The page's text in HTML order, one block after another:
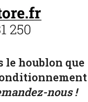
le houblon que
nous !